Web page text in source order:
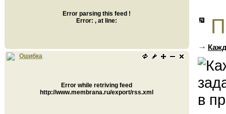
Error parsing this feed !
Error: , at line:
Ошибка
Error while retriving feed
http://www.membrana.ru/export/rss.xml